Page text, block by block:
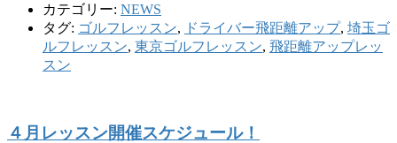
カテゴリー: NEWS
タグ: ゴルフレッスン, ドライバー飛距離アップ, 埼玉ゴ
ルフレッスン, 東京ゴルフレッスン, 飛距離アップレッ
スン
４月レッスン開催スケジュール！